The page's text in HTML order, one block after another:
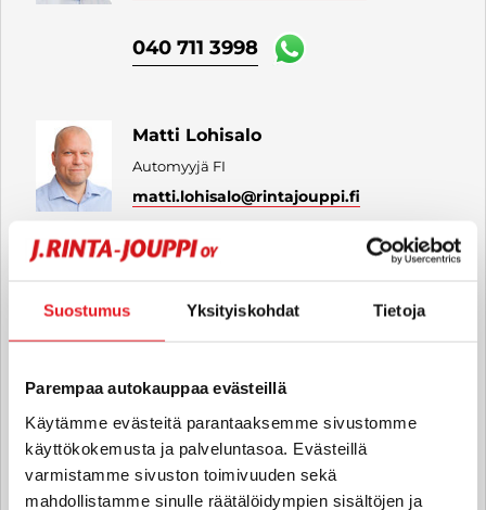
Suostumus Yksityiskohdat Tietoja
Parempaa autokauppaa evästeillä
Käytämme evästeitä parantaaksemme sivustomme
käyttökokemusta ja palveluntasoa. Evästeillä
varmistamme sivuston toimivuuden sekä
mahdollistamme sinulle räätälöidympien sisältöjen ja
040 711 3998
Matti Lohisalo
Automyyjä FI
matti.lohisalo@rintajouppi.fi
050 415 2595
Jari Hyväri
jari.hyvari
040 487 9274